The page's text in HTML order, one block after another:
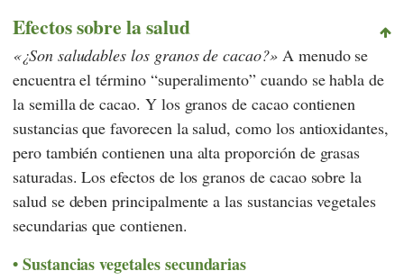
Efectos sobre la salud
¿Son saludables los granos de cacao? A menudo se
encuentra el término “superalimento” cuando se habla de
la semilla de cacao. Y los granos de cacao contienen
sustancias que favorecen la salud, como los antioxidantes,
pero también contienen una alta proporción de grasas
saturadas. Los efectos de los granos de cacao sobre la
salud se deben principalmente a las sustancias vegetales
secundarias que contienen.
Sustancias vegetales secundarias